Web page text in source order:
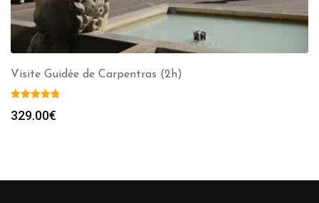
Visite Guidée de Carpentras (2h)
329.00€